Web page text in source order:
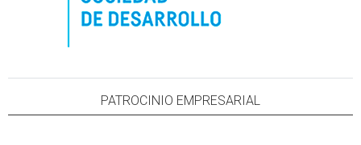
PATROCINIO EMPRESARIAL